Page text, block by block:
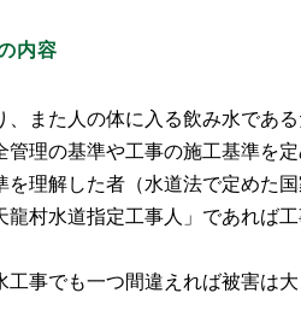
内容
また人の体に入る飲み水であ
理の基準や工事の施工基準を定
理解した者（水道法で定めた
村水道指定工事人」であれば
事でも一つ間違えれば被害は